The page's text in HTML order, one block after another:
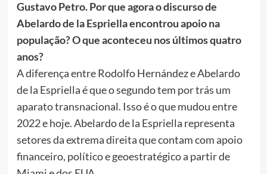
Gustavo Petro. Por que agora o discurso de
Abelardo de la Espriella encontrou apoio na
população? O que aconteceu nos últimos quatro
anos?
A diferença entre Rodolfo Hernández e Abelardo
de la Espriella é que o segundo tem por trás um
aparato transnacional. Isso é o que mudou entre
2022 e hoje. Abelardo de la Espriella representa
setores da extrema direita que contam com apoio
financeiro, político e geoestratégico a partir de